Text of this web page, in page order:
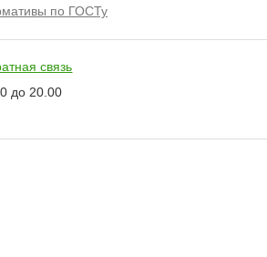
по ГОСТу
связь
до 20.00